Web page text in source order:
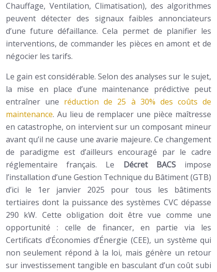
Chauffage, Ventilation, Climatisation), des algorithmes
peuvent détecter des signaux faibles annonciateurs
d’une future défaillance. Cela permet de planifier les
interventions, de commander les pièces en amont et de
négocier les tarifs.
Le gain est considérable. Selon des analyses sur le sujet,
la mise en place d’une maintenance prédictive peut
entraîner une réduction de 25 à 30% des coûts de
maintenance. Au lieu de remplacer une pièce maîtresse
en catastrophe, on intervient sur un composant mineur
avant qu’il ne cause une avarie majeure. Ce changement
de paradigme est d’ailleurs encouragé par le cadre
réglementaire français. Le Décret BACSimpose
l’installation d’une Gestion Technique du Bâtiment (GTB)
d’ici le 1er janvier 2025 pour tous les bâtiments
tertiaires dont la puissance des systèmes CVC dépasse
290 kW. Cette obligation doit être vue comme une
opportunité : celle de financer, en partie via les
Certificats d’Économies d’Énergie (CEE), un système qui
non seulement répond à la loi, mais génère un retour
sur investissement tangible en basculant d’un coût subi